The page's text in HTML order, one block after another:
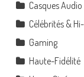
Casques Audio
Célébrités &
Gaming
Haute-Fidélité